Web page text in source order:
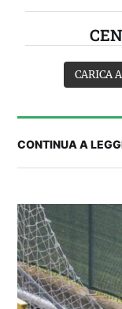
Balliana:
Real
CARICA
CONTINUA A